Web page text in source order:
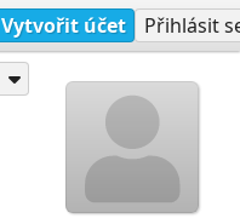
Vytvořit účet Přihlásit